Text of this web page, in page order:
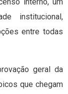
interno, um
institucional,
entre todas
geral da
que chegam